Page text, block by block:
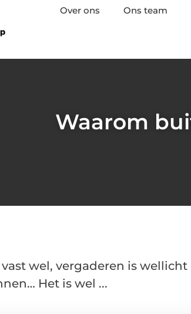
Over ons Ons team
Waarom
wel, vergaderen is
Het is wel ...